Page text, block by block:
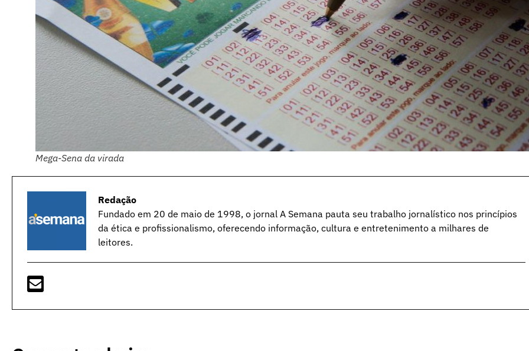
Mega-Sena da virada
Redação
Fundado em 20 de maio de 1998, o jornal A Semana pauta seu trabalho jornalístico nos princípios
da ética e profissionalismo, oferecendo informação, cultura e entretenimento a milhares de
leitores.